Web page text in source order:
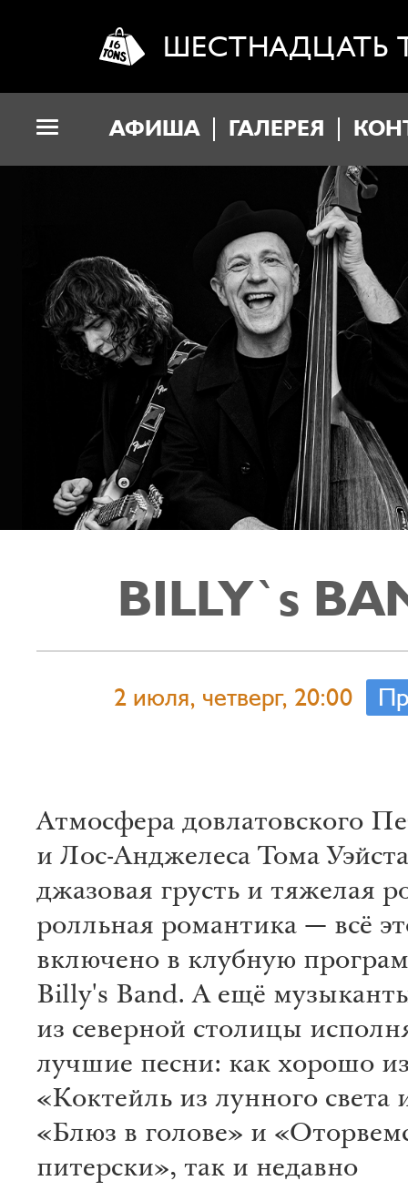
ШЕСТНАДЦАТЬ
АФИША ГАЛЕРЕЯ
BILLY`s
2 июля, четверг, 20:00
Атмосфера довлатовского
и Лос-Анджелеса Тома
джазовая грусть и тяжелая
ролльная романтика — всё
включено в клубную
Billy's Band. А ещё
из северной столицы
лучшие песни: как хорошо
«Коктейль из лунного света
«Блюз в голове» и
питерски», так и недавно